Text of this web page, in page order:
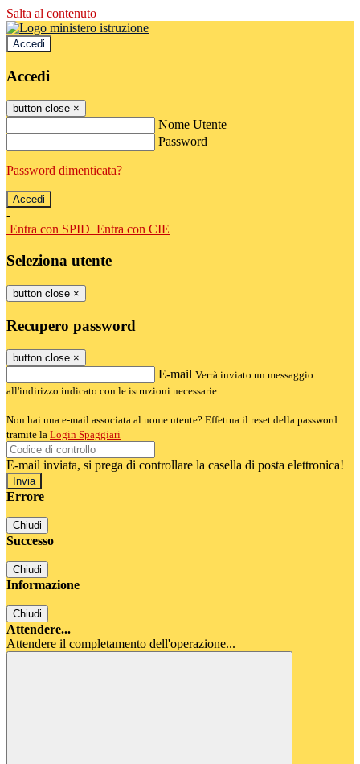
Salta al contenuto
Accedi
Accedi
button close ×
Nome Utente
Password
Password dimenticata?
-
Entra con SPID Entra con CIE
Seleziona utente
button close ×
Recupero password
button close ×
E-mail Verrà inviato un messaggio
all'indirizzo indicato con le istruzioni necessarie.
Non hai una e-mail associata al nome utente? Effettua il reset della password
tramite la Login Spaggiari
E-mail inviata, si prega di controllare la casella di posta elettronica!
Errore
Chiudi
Successo
Chiudi
Informazione
Chiudi
Attendere...
Attendere il completamento dell'operazione...